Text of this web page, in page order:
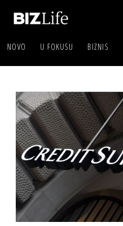
NOVO U FOKUSU BIZNIS